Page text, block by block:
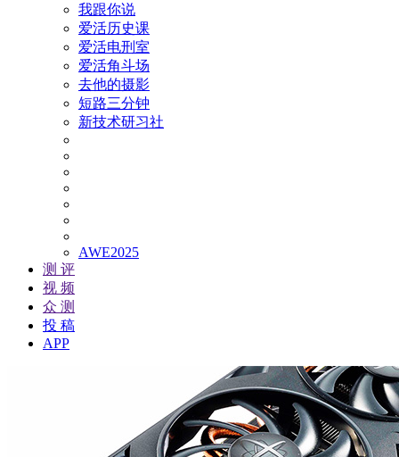
我跟你说
爱活历史课
爱活电刑室
爱活角斗场
去他的摄影
短路三分钟
新技术研习社
AWE2025
测 评
视 频
众 测
投 稿
APP